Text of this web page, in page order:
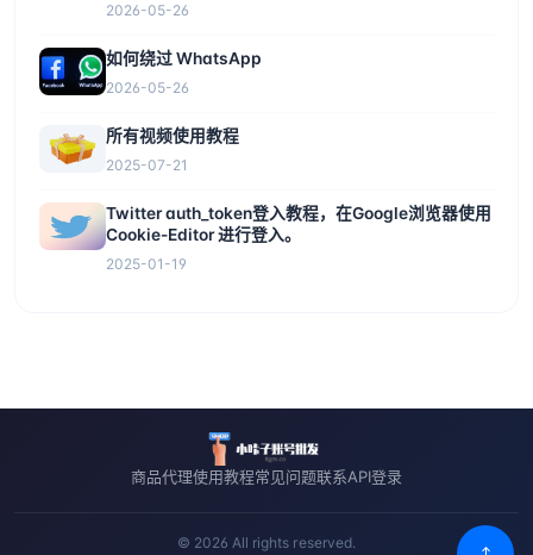
2026-05-26
如何绕过 WhatsApp
2026-05-26
所有视频使用教程
2025-07-21
Twitter auth_token登入教程，在Google浏览器使用
Cookie-Editor 进行登入。
2025-01-19
商品代理使用教程常见问题联系API登录
© 2026 All rights reserved.